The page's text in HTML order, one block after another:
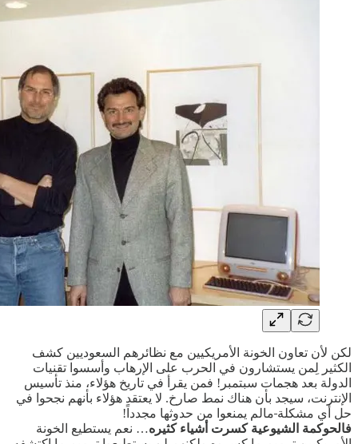
لكن لأن تعاون الخونة الأمريكيين مع نظائرهم السعوديين كشف
الكثير لِمن يستشارون في الحرب على الإرهاب وأسسوا تقنيات
الدولة بعد هجمات سبتمبر! فمن يقرأ في تاريخ هؤلاء، منذ تأسيس
الإنترنت، سيجد بأن هناك نمط صارخ. لا يعتقد هؤلاء بأنهم نجحوا في
حل أي مشكلة مالم يمنعوا من حدوثها مجدداً!
فالحوكمة الشيوعية كسرت أشياء كثيره… نعم يستطيع الخونة